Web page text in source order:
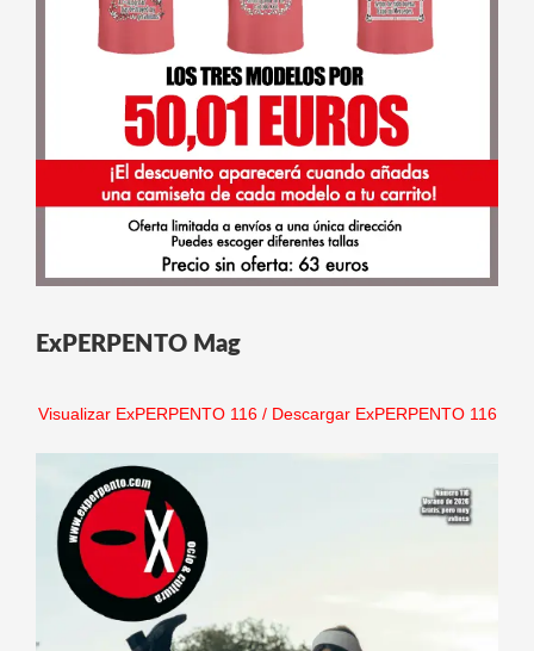
ExPERPENTO Mag
Visualizar ExPERPENTO 116/ Descargar ExPERPENTO 116